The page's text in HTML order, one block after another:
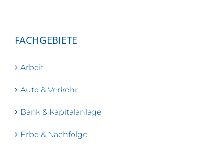
FACHGEBIETE
Arbeit
Auto & Verkehr
Bank & Kapitalanlage
Erbe & Nachfolge